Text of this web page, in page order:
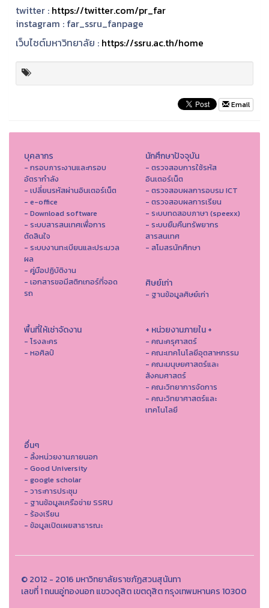
twitter : https://twitter.com/pr_far
instagram : far_ssru_fanpage
เว็บไซต์มหาวิทยาลัย : https://ssru.ac.th/home
Email
บุคลากร
- กรอบภาระงานและกรอบ
อัตรากำลัง
- เปลี่ยนรหัสผ่านอินเตอร์เน็ต
- e-office
- Download software
- ระบบสารสนเทศเพื่อการ
ตัดสินใจ
- ระบบงานทะเบียนและประมวล
ผล
- คู่มือปฏิบัติงาน
- เอกสารขอมีสติกเกอร์ที่จอด
รถ
นักศึกษาปัจจุบัน
- ตรวจสอบการใช้รหัส
อินเตอร์เน็ต
- ตรวจสอบผลการอบรม ICT
- ตรวจสอบผลการเรียน
- ระบบทดสอบภาษา (speexx)
- ระบบยืมคืนทรัพยากร
สารสนเทศ
- สโมสรนักศึกษา
ศิษย์เก่า
- ฐานข้อมูลศิษย์เก่า
พื้นที่ให้เช่าจัดงาน
- โรงละคร
- หอศิลป์
+ หน่วยงานภายใน +
- คณะครุศาสตร์
- คณะเทคโนโลยีอุตสาหกรรม
- คณะมนุษยศาสตร์และ
สังคมศาสตร์
- คณะวิทยาการจัดการ
- คณะวิทยาศาสตร์และ
เทคโนโลยี
อื่นๆ
- ลิ้งหน่วยงานภายนอก
- Good University
- google scholar
- วาระการประชุม
- ฐานข้อมูลเครือข่าย SSRU
- ร้องเรียน
- ข้อมูลเปิดเผยสาธารณะ
© 2012 - 2016 มหาวิทยาลัยราชภัฏสวนสุนันทา
เลขที่ 1 ถนนอู่ทองนอก แขวงดุสิต เขตดุสิต กรุงเทพมหานคร 10300